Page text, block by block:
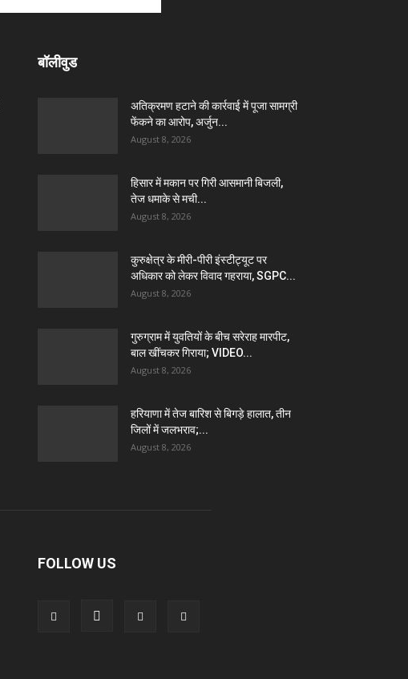
बॉलीवुड
अतिक्रमण हटाने की कार्रवाई में पूजा सामग्री
फेंकने का आरोप, अर्जुन...
August 8, 2026
हिसार में मकान पर गिरी आसमानी बिजली,
तेज धमाके से मची...
August 8, 2026
कुरुक्षेत्र के मीरी-पीरी इंस्टीट्यूट पर
अधिकार को लेकर विवाद गहराया, SGPC...
August 8, 2026
गुरुग्राम में युवतियों के बीच सरेराह मारपीट,
बाल खींचकर गिराया; VIDEO...
August 8, 2026
हरियाणा में तेज बारिश से बिगड़े हालात, तीन
जिलों में जलभराव;...
August 8, 2026
FOLLOW US